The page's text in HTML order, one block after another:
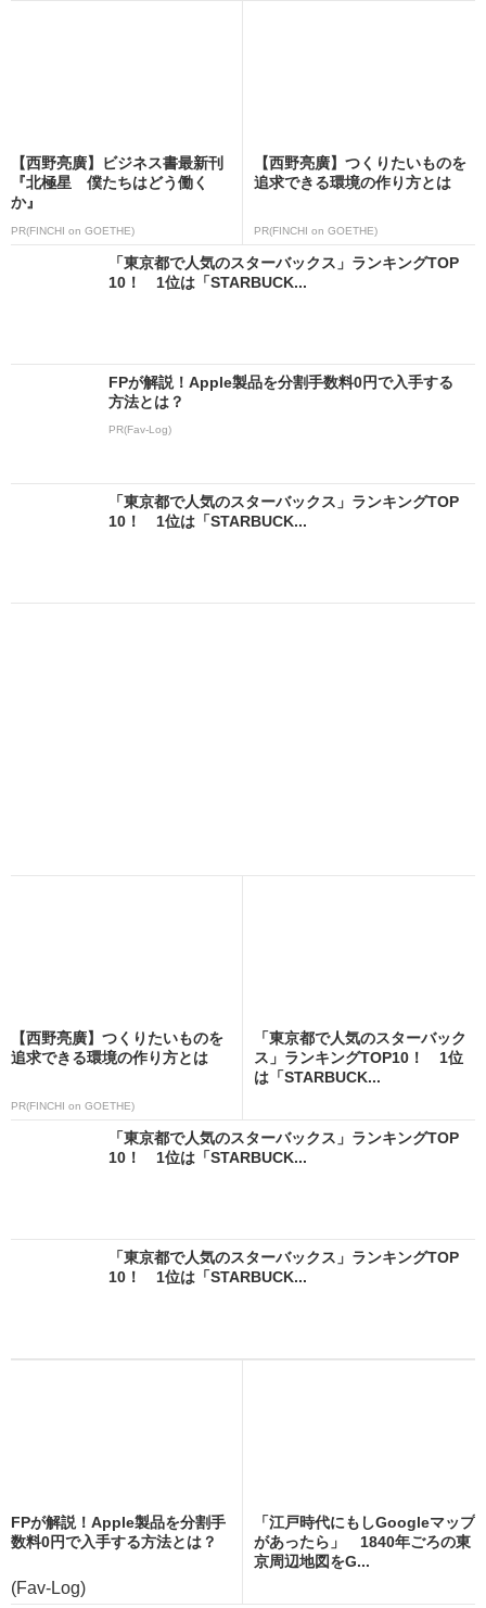
【西野亮廣】ビジネス書最新刊
『北極星 僕たちはどう働く
か』
PR(FINCHI on GOETHE)
【西野亮廣】つくりたいものを
追求できる環境の作り方とは
PR(FINCHI on GOETHE)
「東京都で人気のスターバックス」ランキングTOP
10！ 1位は「STARBUCK...
FPが解説！Apple製品を分割手数料0円で入手する
方法とは？
PR(Fav-Log)
「東京都で人気のスターバックス」ランキングTOP
10！ 1位は「STARBUCK...
【西野亮廣】つくりたいものを
追求できる環境の作り方とは
PR(FINCHI on GOETHE)
「東京都で人気のスターバック
ス」ランキングTOP10！ 1位
は「STARBUCK...
「東京都で人気のスターバックス」ランキングTOP
10！ 1位は「STARBUCK...
「東京都で人気のスターバックス」ランキングTOP
10！ 1位は「STARBUCK...
FPが解説！Apple製品を分割手
数料0円で入手する方法とは？
(Fav-Log)
「江戸時代にもしGoogleマップ
があったら」 1840年ごろの東
京周辺地図をG...